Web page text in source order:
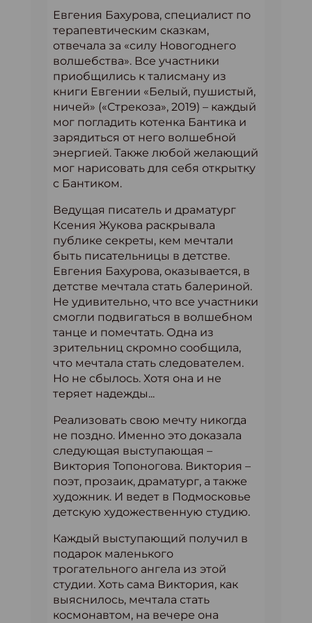
Евгения Бахурова, специалист по
терапевтическим сказкам,
отвечала за «силу Новогоднего
волшебства». Все участники
приобщились к талисману из
книги Евгении «Белый, пушистый,
ничей» («Стрекоза», 2019) – каждый
мог погладить котенка Бантика и
зарядиться от него волшебной
энергией. Также любой желающий
мог нарисовать для себя открытку
с Бантиком.
Ведущая писатель и драматург
Ксения Жукова раскрывала
публике секреты, кем мечтали
быть писательницы в детстве.
Евгения Бахурова, оказывается, в
детстве мечтала стать балериной.
Не удивительно, что все участники
смогли подвигаться в волшебном
танце и помечтать. Одна из
зрительниц скромно сообщила,
что мечтала стать следователем.
Но не сбылось. Хотя она и не
теряет надежды...
Реализовать свою мечту никогда
не поздно. Именно это доказала
следующая выступающая –
Виктория Топоногова. Виктория –
поэт, прозаик, драматург, а также
художник. И ведет в Подмосковье
детскую художественную студию.
Каждый выступающий получил в
подарок маленького
трогательного ангела из этой
студии. Хоть сама Виктория, как
выяснилось, мечтала стать
космонавтом, на вечере она